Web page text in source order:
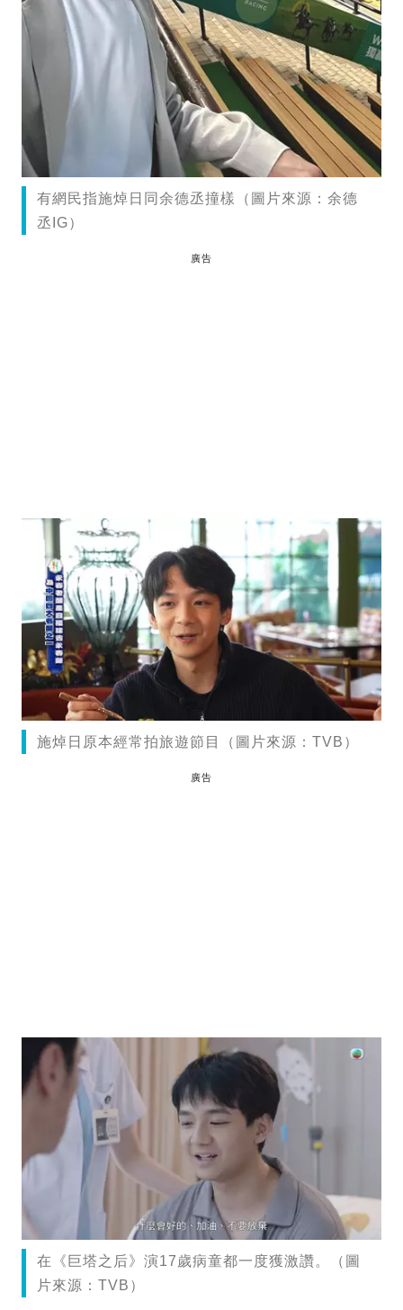
有網民指施焯日同余德丞撞樣（圖片來源：余德
丞IG）
廣告
施焯日原本經常拍旅遊節目（圖片來源：TVB）
廣告
在《巨塔之后》演17歲病童都一度獲激讚。（圖
片來源：TVB）